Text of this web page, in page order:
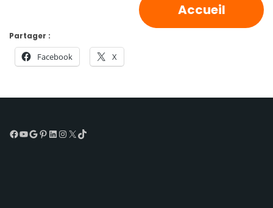
Accueil
Partager :
Facebook X
Facebook
YouTube
Google
Pinterest
LinkedIn
Instagram
X TikTok